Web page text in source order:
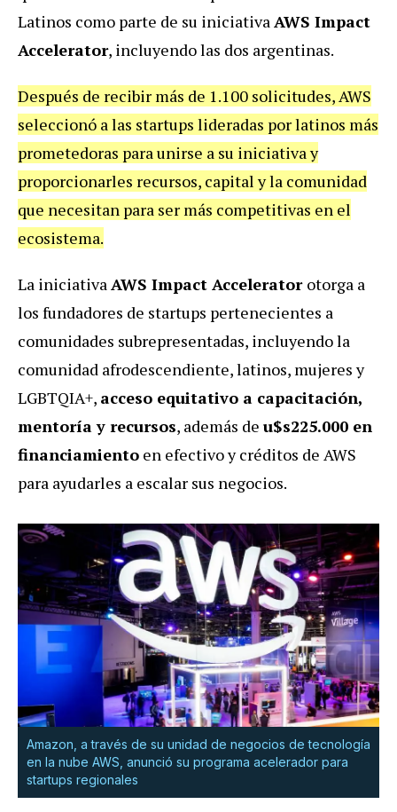
Latinos como parte de su iniciativaAWS Impact
Accelerator, incluyendo las dos argentinas.
Después de recibir más de 1.100 solicitudes, AWS
seleccionó a las startups lideradas por latinos más
prometedoras para unirse a su iniciativa y
proporcionarles recursos, capital y la comunidad
que necesitan para ser más competitivas en el
ecosistema.
La iniciativaAWS Impact Accelerator otorga a
los fundadores de startups pertenecientes a
comunidades subrepresentadas, incluyendo la
comunidad afrodescendiente, latinos, mujeres y
LGBTQIA+, acceso equitativo a capacitación,
mentoría y recursos, además de u$s225.000 en
financiamiento en efectivo y créditos de AWS
para ayudarles a escalar sus negocios.
Amazon, a través de su unidad de negocios de tecnología
en la nube AWS, anunció su programa acelerador para
startups regionales